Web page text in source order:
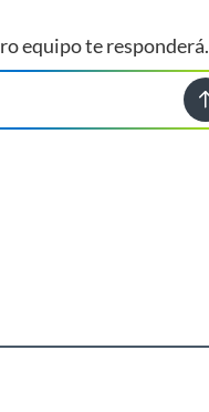
equipo te responderá.